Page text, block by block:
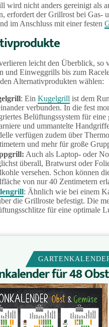
wird nicht anders gereinigt als
erfordert der Grillrost bei Gas-
im Anschluss mit einer festen
leicht den Überblick, so
und Einweggrills bis zum
Alternativprodukten wählen:
: Ein Kugelgrill ist dem
verbunden. In die fest
Belüftungssystem für
und ummantelte
verfügen zudem über
und mehr für große
: Auch als Laptop- oder
überall, Bratwurst oder
versehen. Schon können
von nur 40 Zentimetern
: Ähnlich wie bei einem
die Grillroste befestigt. Die
für eine optimale
für 48